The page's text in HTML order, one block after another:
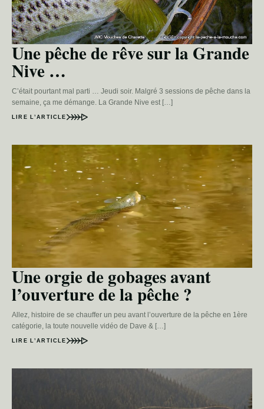
Une pêche de rêve sur la Grande
Nive …
C’était pourtant mal parti … Jeudi soir. Malgré 3 sessions de pêche dans la
semaine, ça me démange. La Grande Nive est […]
LIRE L’ARTICLE
Une orgie de gobages avant
l’ouverture de la pêche ?
Allez, histoire de se chauffer un peu avant l’ouverture de la pêche en 1ère
catégorie, la toute nouvelle vidéo de Dave & […]
LIRE L’ARTICLE